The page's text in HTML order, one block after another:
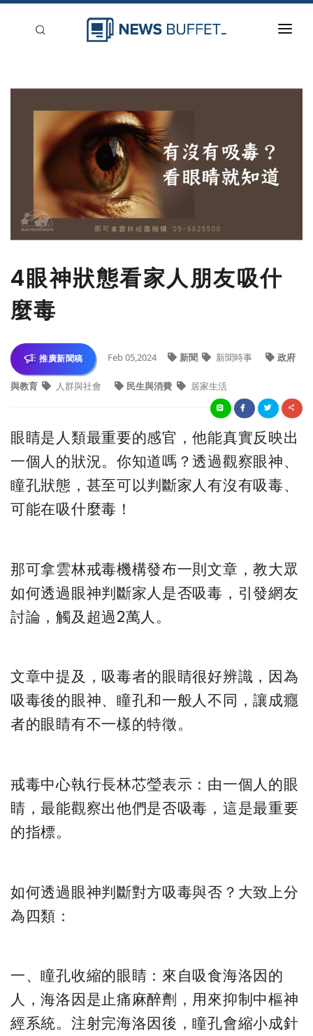
刊登
4眼神狀態看家人朋友吸什
麼毒
推廣新聞稿 Feb 05,2024 新聞 新聞時事 政府
與教育 人群與社會 民生與消費 居家生活
眼睛是人類最重要的感官，他能真實反映出
一個人的狀況。你知道嗎？透過觀察眼神、
瞳孔狀態，甚至可以判斷家人有沒有吸毒、
可能在吸什麼毒！
那可拿雲林戒毒機構發布一則文章，教大眾
如何透過眼神判斷家人是否吸毒，引發網友
討論，觸及超過2萬人。
文章中提及，吸毒者的眼睛很好辨識，因為
吸毒後的眼神、瞳孔和一般人不同，讓成癮
者的眼睛有不一樣的特徵。
戒毒中心執行長林芯瑩表示：由一個人的眼
睛，最能觀察出他們是否吸毒，這是最重要
的指標。
如何透過眼神判斷對方吸毒與否？大致上分
為四類：
一、瞳孔收縮的眼睛：來自吸食海洛因的
人，海洛因是止痛麻醉劑，用來抑制中樞神
經系統。注射完海洛因後，瞳孔會縮小成針